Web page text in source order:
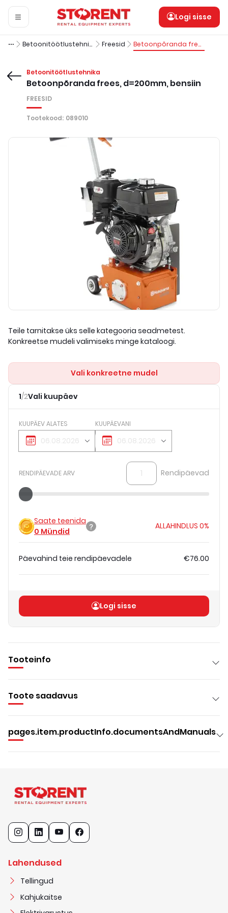
Logi sisse
Betoonitöötlustehnika Freesid Betoonpõranda frees, d=200mm, bensiin
Betoonitöötlustehnika
Betoonpõranda frees, d=200mm, bensiin
FREESID
Tootekood: 089010
Teile tarnitakse üks selle kategooria seadmetest.
Konkreetse mudeli valimiseks minge kataloogi.
Vali konkreetne mudel
1/2Vali kuupäev
KUUPÄEV ALATES KUUPÄEVANI
RENDIPÄEVADE ARV Rendipäevad
Saate teenida
0 Mündid
ALLAHINDLUS 0%
Päevahind teie rendipäevadele €76.00
Logi sisse
Tooteinfo
Toote saadavus
pages.item.productInfo.documentsAndManuals
Lahendused
Tellingud
Kahjukaitse